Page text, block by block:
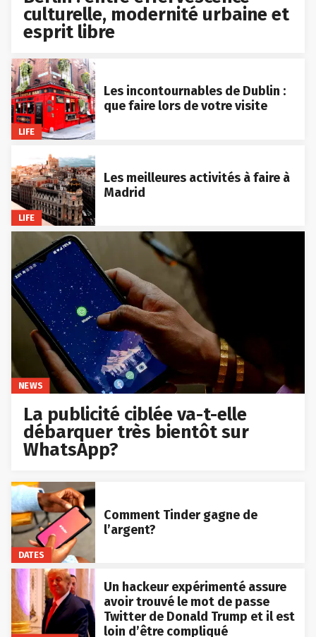
culturelle, modernité urbaine et
esprit libre
LIFE
Les incontournables de Dublin :
que faire lors de votre visite
LIFE
Les meilleures activités à faire à
Madrid
NEWS
La publicité ciblée va-t-elle
débarquer très bientôt sur
WhatsApp?
DATES
Comment Tinder gagne de
l’argent?
Un hackeur expérimenté assure
avoir trouvé le mot de passe
Twitter de Donald Trump et il est
loin d’être compliqué